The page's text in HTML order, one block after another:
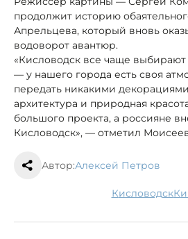
продолжит историю
Апрельцева, который вновь
водоворот авантюр.
«Кисловодск все чаще
— у нашего города есть своя
передать никакими
архитектура и природная
большого проекта, а россияне
Кисловодск», — отметил
Автор:Алексей Петров
Кисловодск